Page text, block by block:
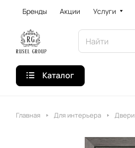
Бренды Акции Услуги
Каталог
Главная Для интерьера Двери